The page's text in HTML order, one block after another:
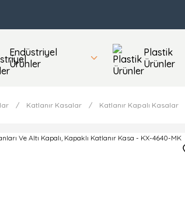
Endüstriyel
Ürünler
Plastik
Ürünler
Katlanır Kasalar Katlanır Kapalı Kasalar